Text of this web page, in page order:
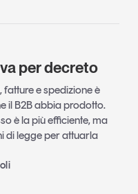
per decreto
e spedizione è
il B2B abbia prodotto.
è la più efficiente, ma
di legge per attuarla